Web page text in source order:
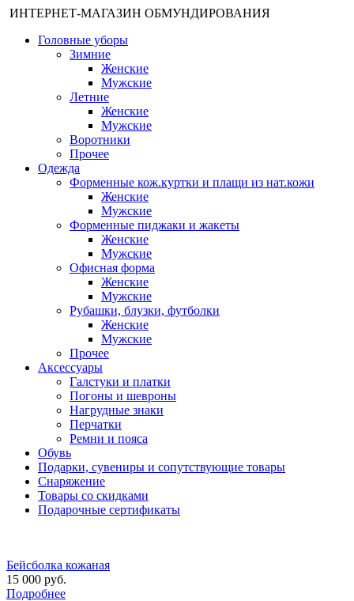
ИНТЕРНЕТ-МАГАЗИН ОБМУНДИРОВАНИЯ
Головные уборы
Зимние
Женские
Мужские
Летние
Женские
Мужские
Воротники
Прочее
Одежда
Форменные кож.куртки и плащи из нат.кожи
Женские
Мужские
Форменные пиджаки и жакеты
Женские
Мужские
Офисная форма
Женские
Мужские
Рубашки, блузки, футболки
Женские
Мужские
Прочее
Аксессуары
Галстуки и платки
Погоны и шевроны
Нагрудные знаки
Перчатки
Ремни и пояса
Обувь
Подарки, сувениры и сопутствующие товары
Снаряжение
Товары со скидками
Подарочные сертификаты
Бейсболка кожаная
15 000 руб.
Подробнее